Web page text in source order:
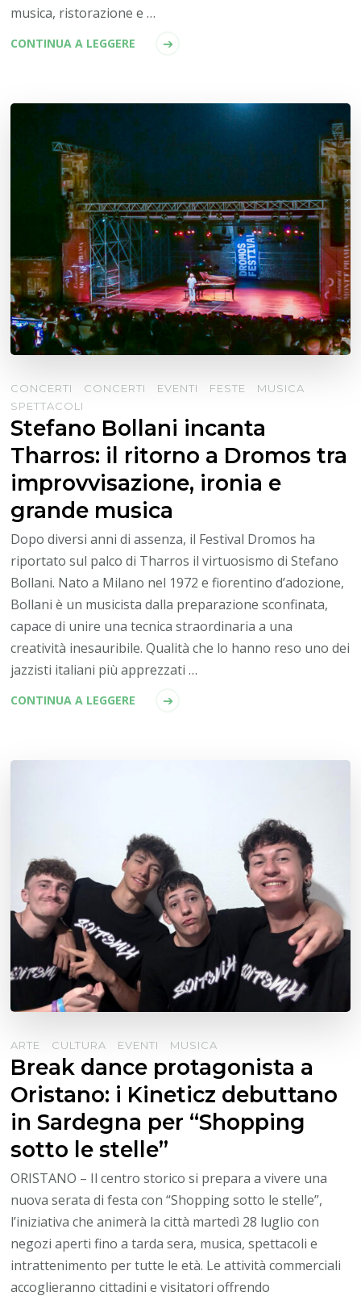
musica, ristorazione e …
CONTINUA A LEGGERE
CONCERTI CONCERTI EVENTI FESTE
MUSICA
SPETTACOLI
Stefano Bollani incanta
Tharros: il ritorno a Dromos tra
improvvisazione, ironia e
grande musica
Dopo diversi anni di assenza, il Festival Dromos ha
riportato sul palco di Tharros il virtuosismo di Stefano
Bollani. Nato a Milano nel 1972 e fiorentino d’adozione,
Bollani è un musicista dalla preparazione sconfinata,
capace di unire una tecnica straordinaria a una
creatività inesauribile. Qualità che lo hanno reso uno dei
jazzisti italiani più apprezzati …
CONTINUA A LEGGERE
ARTE CULTURA EVENTI MUSICA
Break dance protagonista a
Oristano: i Kineticz debuttano
in Sardegna per “Shopping
sotto le stelle”
ORISTANO – Il centro storico si prepara a vivere una
nuova serata di festa con “Shopping sotto le stelle”,
l’iniziativa che animerà la città martedì 28 luglio con
negozi aperti fino a tarda sera, musica, spettacoli e
intrattenimento per tutte le età. Le attività commerciali
accoglieranno cittadini e visitatori offrendo